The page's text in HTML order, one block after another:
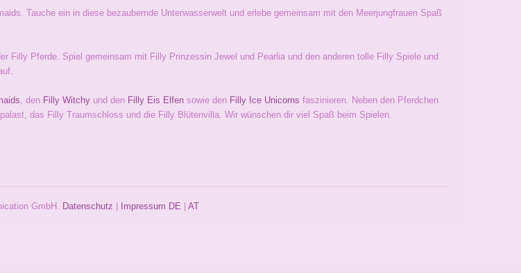
Tauche ein in diese bezaubernde Unterwasserwelt und erlebe gemeinsam mit den Meerjungfrauen Spaß
Filly Pferde. Spiel gemeinsam mit Filly Prinzessin Jewel und Pearlia und den anderen tolle Filly Spiele und
, den Filly Witchyund den Filly Eis Elfensowie den Filly Ice Unicorns faszinieren. Neben den Pferdchen
das Filly Traumschloss und die Filly Blütenvilla. Wir wünschen dir viel Spaß beim Spielen.
GmbH. Datenschutz Impressum DE AT